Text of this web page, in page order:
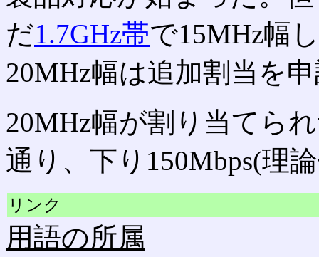
だ1.7GHz帯で15MHz幅
20MHz幅は追加割当を
20MHz幅が割り当てら
通り、下り150Mbps(理
リンク
用語の所属